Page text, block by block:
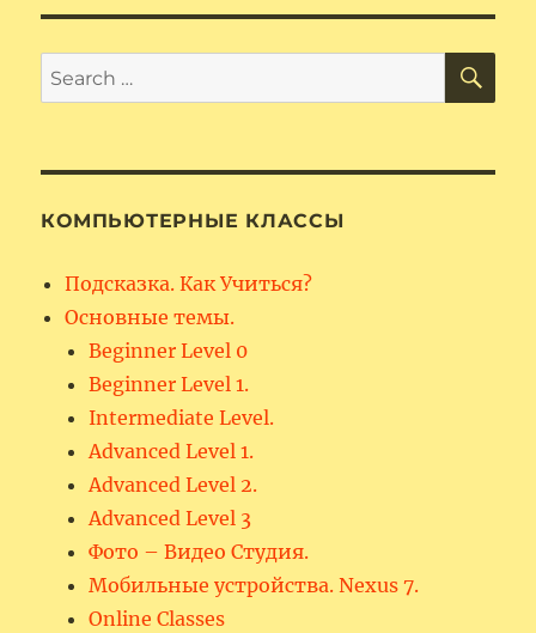
Search
for:
КОМПЬЮТЕРНЫЕ КЛАССЫ
Подсказка. Как Учиться?
Основные темы.
Beginner Level 0
Beginner Level 1.
Intermediate Level.
Advanced Level 1.
Advanced Level 2.
Advanced Level 3
Фото – Видео Студия.
Мобильные устройства. Nexus 7.
Online Classes